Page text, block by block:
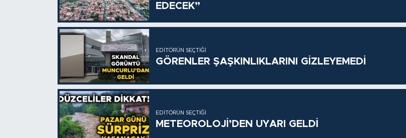
EDECEK”
EDITÖRÜN SEÇTIĞI
GÖRENLER ŞAŞKINLIKLARINI GİZLEYEMEDİ
EDITÖRÜN SEÇTIĞI
METEOROLOJİ’DEN UYARI GELDİ